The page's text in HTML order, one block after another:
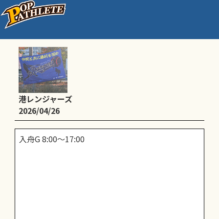
練習
港レンジャーズ
2026/04/26
入舟G 8:00〜17:00